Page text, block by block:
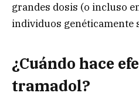
grandes dosis (o incluso
individuos genéticamente
¿Cuándo hace
tramadol?